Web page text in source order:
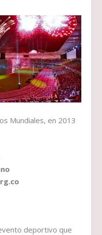
Mundiales, en 2013
deportivo que